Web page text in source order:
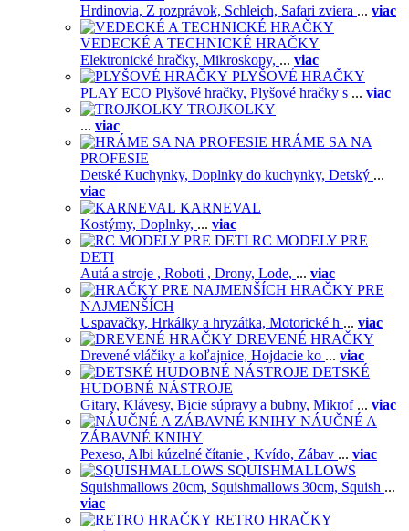
Hrdinovia, Z rozprávok, Schleich, Safari zviera ... viac
VEDECKÉ A TECHNICKÉ HRAČKY
Elektronické hračky, Mikroskopy, ... viac
PLYŠOVÉ HRAČKY
PLAY ECO Plyšové hračky, Plyšové hračky s ... viac
TROJKOLKY
... viac
HRÁME SA NA
PROFESIE
Detské Kuchynky, Doplnky do kuchynky, Detský ...
viac
KARNEVAL
Kostýmy, Doplnky, ... viac
RC MODELY PRE
DETI
Autá a stroje , Roboti , Drony, Lode, ... viac
HRAČKY PRE
NAJMENŠÍCH
Uspavačky, Hrkálky a hryzátka, Motorické h ... viac
DREVENÉ HRAČKY
Drevené vláčiky a koľajnice, Hojdacie ko ... viac
DETSKÉ
HUDOBNÉ NÁSTROJE
Gitary, Klávesy, Bicie súpravy a bubny, Mikrof ... viac
NÁUČNÉ A
ZÁBAVNÉ KNIHY
Pexeso, Albi kúzelné čítanie , Kvído, Zábav ... viac
SQUISHMALLOWS
Squishmallows 20cm, Squishmallows 30cm, Squish ...
viac
RETRO HRAČKY